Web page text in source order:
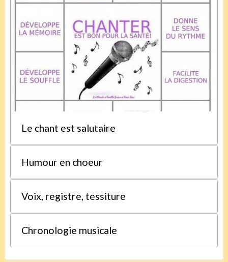
Le chant est salutaire
Humour en choeur
Voix, registre, tessiture
Chronologie musicale